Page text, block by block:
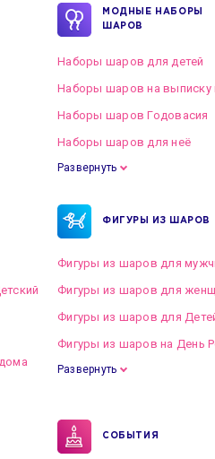
МОДНЫЕ НАБОРЫ
ШАРОВ
Наборы шаров для детей
Наборы шаров на выписку
Наборы шаров Годовасия
Наборы шаров для неё
Развернуть
ФИГУРЫ ИЗ ШАРОВ
Фигуры из шаров для
Фигуры из шаров для
Фигуры из шаров для
Фигуры из шаров на День
Развернуть
СОБЫТИЯ